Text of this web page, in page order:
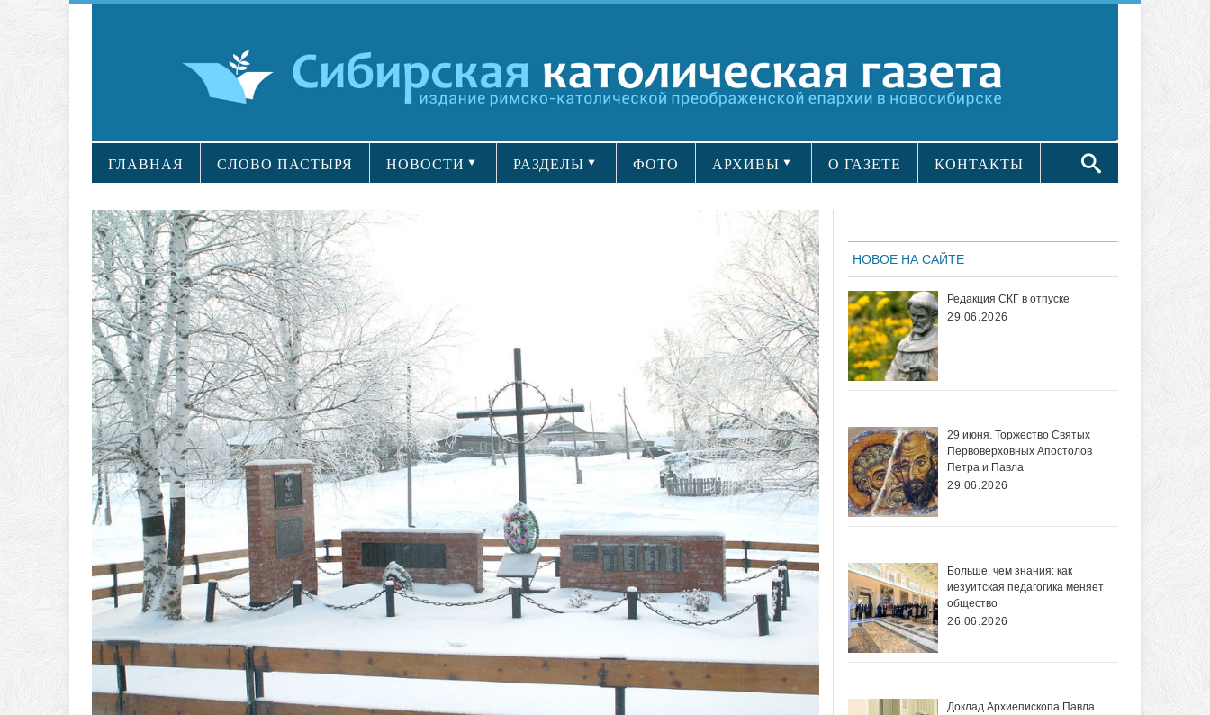
ГЛАВНАЯ СЛОВО ПАСТЫРЯ НОВОСТИ РАЗДЕЛЫ ФОТО АРХИВЫ О ГАЗЕТЕ КОНТАКТЫ
НОВОЕ НА САЙТЕ
Редакция СКГ в отпуске
29.06.2026
29 июня. Торжество Святых
Первоверховных Апостолов
Петра и Павла
29.06.2026
Больше, чем знания: как
иезуитская педагогика меняет
общество
26.06.2026
Доклад Архиепископа Павла